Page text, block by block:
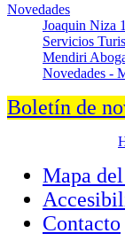
Novedades
Joaquin Niza
Servicios
Mendiri
Novedades -
Boletín de
Mapa
Contacto